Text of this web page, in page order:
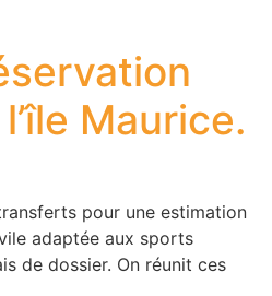
Maurice.
pour une estimation
adaptée aux sports
de dossier. On réunit ces